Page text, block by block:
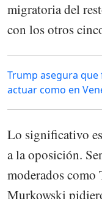
migratoria del
con los otros
Trump asegura
actuar como en
Lo significativo
a la oposición.
moderados
Murkowski